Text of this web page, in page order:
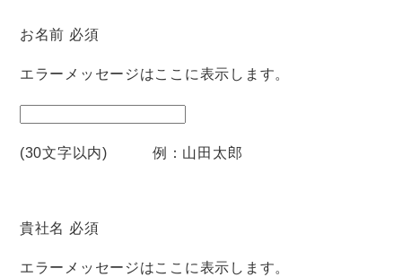
お名前 必須
エラーメッセージはここに表示します。
(30文字以内) 例：山田太郎
貴社名 必須
エラーメッセージはここに表示します。